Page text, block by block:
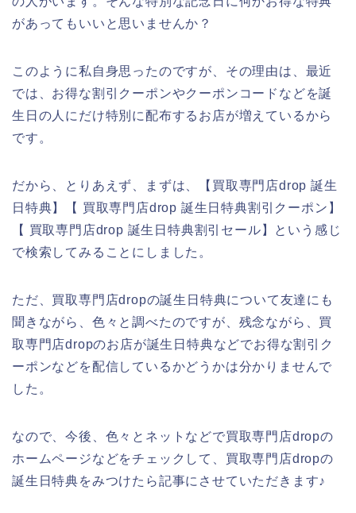
があってもいいと思いませんか？
このように私自身思ったのですが、その理由は、最近
では、お得な割引クーポンやクーポンコードなどを誕
生日の人にだけ特別に配布するお店が増えているから
です。
だから、とりあえず、まずは、【買取専門店drop 誕生
日特典】【 買取専門店drop 誕生日特典割引クーポン】
【 買取専門店drop 誕生日特典割引セール】という感じ
で検索してみることにしました。
ただ、買取専門店dropの誕生日特典について友達にも
聞きながら、色々と調べたのですが、残念ながら、買
取専門店dropのお店が誕生日特典などでお得な割引ク
ーポンなどを配信しているかどうかは分かりませんで
した。
なので、今後、色々とネットなどで買取専門店dropの
ホームページなどをチェックして、買取専門店dropの
誕生日特典をみつけたら記事にさせていただきます♪